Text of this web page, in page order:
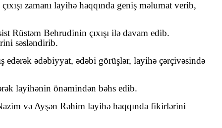
zamanı layihə haqqında geniş məlumat verib,
Rüstəm Behrudinin çıxışı ilə davam edib.
səsləndirib.
edərək ədəbiyyat, ədəbi görüşlər, layihə çərçivəsində
layihənin önəmindən bəhs edib.
və Ayşən Rəhim layihə haqqında fikirlərini